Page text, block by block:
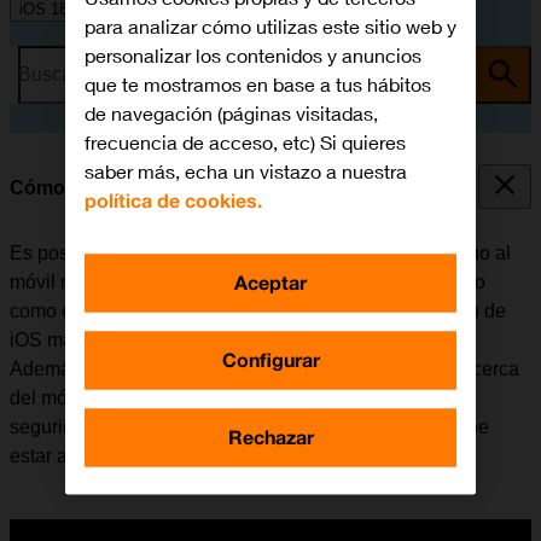
iOS 18
Busca por problema o tema
Cómo transferir la eSIM
Es posible transferir el plan de la eSIM del móvil antiguo al
móvil nuevo. Tener en cuenta que tanto el móvil antiguo
como el nuevo deben estar actualizados con la versión de
iOS más reciente y estar conectados a una red Wi-Fi.
Además, el móvil antiguo tiene que estar encendido y cerca
del móvil nuevo, debe tener configurado un código de
seguridad, pero estar desbloqueado y el Bluetooth debe
estar activado.
para analizar cómo utilizas este sitio web y
personalizar los contenidos y anuncios
que te mostramos en base a tus hábitos
de navegación (páginas visitadas,
frecuencia de acceso, etc) Si quieres
saber más, echa un vistazo a nuestra
política de cookies.
Configurar
Rechazar
Aceptar